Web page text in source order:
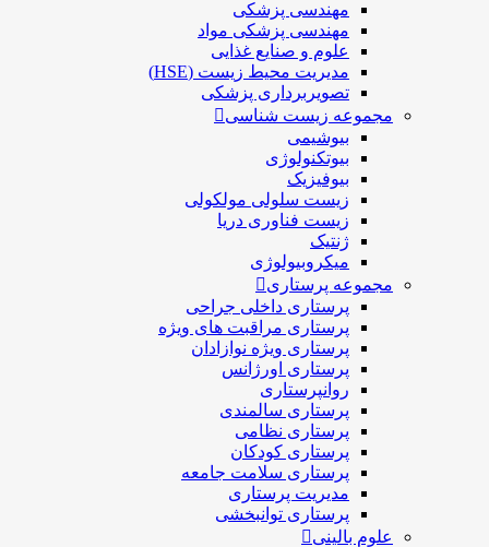
مهندسی پزشکی
مهندسی پزشکی مواد
علوم و صنايع غذایی
مدیریت محیط زیست (HSE)
تصویربرداری پزشکی
مجموعه زیست شناسی
بیوشیمی
بیوتکنولوژی
بیوفیزیک
زیست سلولی مولکولی
زیست فناوری دریا
ژنتیک
میکروبیولوژی
مجموعه پرستاری
پرستاری داخلی جراحی
پرستاری مراقبت های ويژه
پرستاری ويژه نوازادان
پرستاری اورژانس
روانپرستاری
پرستاری سالمندی
پرستاری نظامی
پرستاری کودکان
پرستاری سلامت جامعه
مدیریت پرستاری
پرستاری توانبخشی
علوم بالینی